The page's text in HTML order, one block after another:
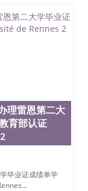
原版本文凭
可，同时和
，及时掌握
比，通过品
高性价比。
认证,录取通
、改成绩、
文凭、学历
理雷恩第二大
育部认证
毕业证成绩单学